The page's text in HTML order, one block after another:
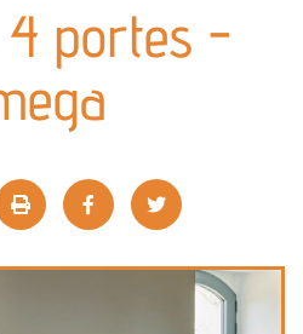
4 portes -